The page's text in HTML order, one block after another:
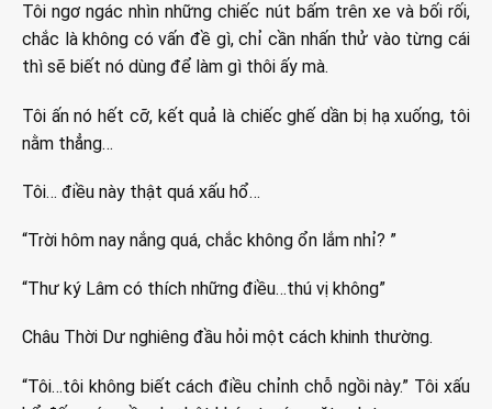
Tôi ngơ ngác nhìn những chiếc nút bấm trên xe và bối rối,
chắc là không có vấn đề gì, chỉ cần nhấn thử vào từng cái
thì sẽ biết nó dùng để làm gì thôi ấy mà.
Tôi ấn nó hết cỡ, kết quả là chiếc ghế dần bị hạ xuống, tôi
nằm thẳng…
Tôi… điều này thật quá xấu hổ…
“Trời hôm nay nắng quá, chắc không ổn lắm nhỉ? ”
“Thư ký Lâm có thích những điều…thú vị không”
Châu Thời Dư nghiêng đầu hỏi một cách khinh thường.
“Tôi…tôi không biết cách điều chỉnh chỗ ngồi này.” Tôi xấu